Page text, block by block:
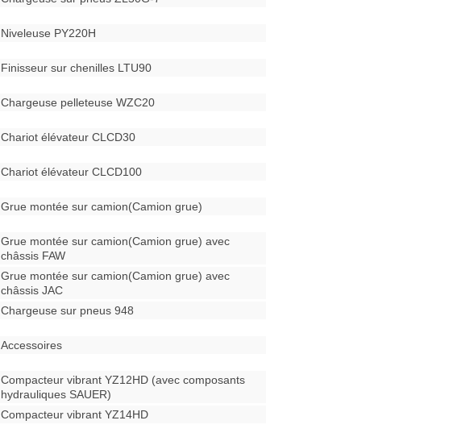
Niveleuse PY220H
Finisseur sur chenilles LTU90
Chargeuse pelleteuse WZC20
Chariot élévateur CLCD30
Chariot élévateur CLCD100
Grue montée sur camion(Camion grue)
Grue montée sur camion(Camion grue) avec
châssis FAW
Grue montée sur camion(Camion grue) avec
châssis JAC
Chargeuse sur pneus 948
Accessoires
Compacteur vibrant YZ12HD (avec composants
hydrauliques SAUER)
Compacteur vibrant YZ14HD